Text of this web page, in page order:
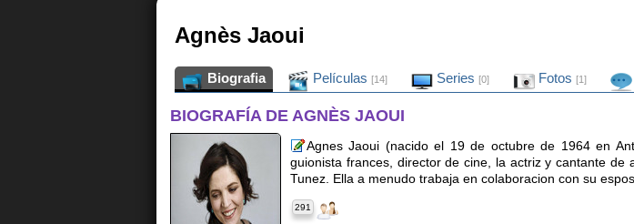
Agnès Jaoui
Biografia Películas [14] Series [0] Fotos [1]
BIOGRAFÍA DE AGNÈS JAOUI
Agnes Jaoui (nacido el 19 de octubre de 1964 en
guionista frances, director de cine, la actriz y cantante de
Tunez. Ella a menudo trabaja en colaboracion con su
291